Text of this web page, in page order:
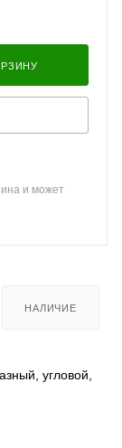
и может
НАЛИЧИЕ
угловой,